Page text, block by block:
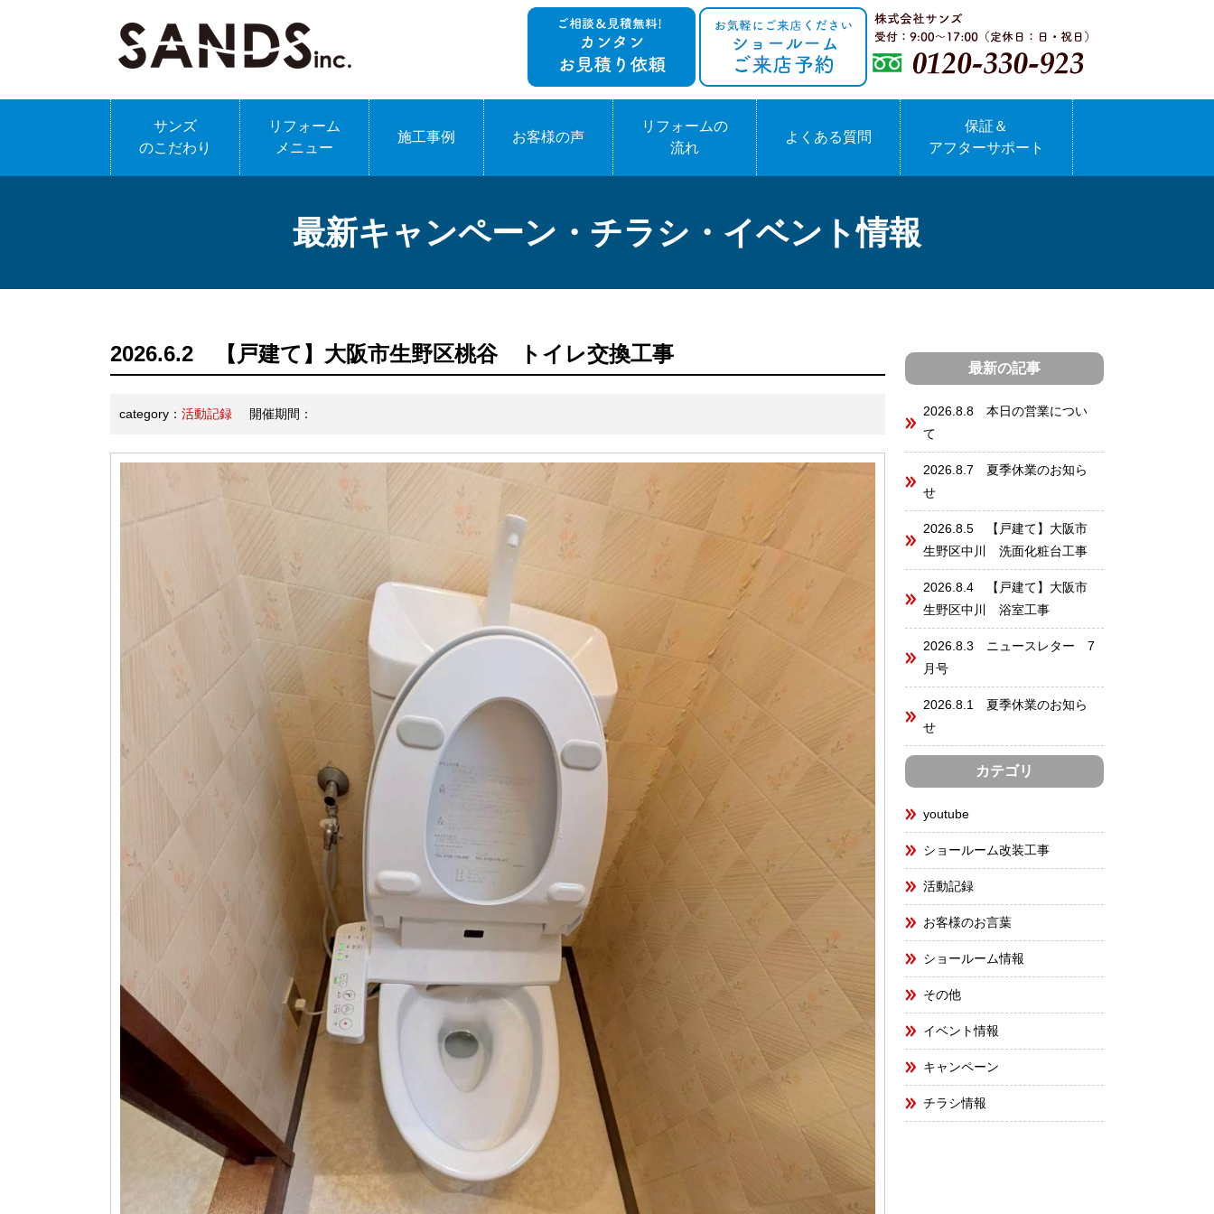
サンズ
のこだわり
リフォーム
メニュー
施工事例 お客様の声
リフォームの
流れ
よくある質問
保証＆
アフターサポート
最新キャンペーン・チラシ・イベント情報
2026.6.2 【戸建て】大阪市生野区桃谷 トイレ交換工事
category： 活動記録 開催期間：
最新の記事
2026.8.8 本日の営業につい
て
2026.8.7 夏季休業のお知ら
せ
2026.8.5 【戸建て】大阪市
生野区中川 洗面化粧台工事
2026.8.4 【戸建て】大阪市
生野区中川 浴室工事
2026.8.3 ニュースレター 7
月号
2026.8.1 夏季休業のお知ら
せ
カテゴリ
youtube
ショールーム改装工事
活動記録
お客様のお言葉
ショールーム情報
その他
イベント情報
キャンペーン
チラシ情報